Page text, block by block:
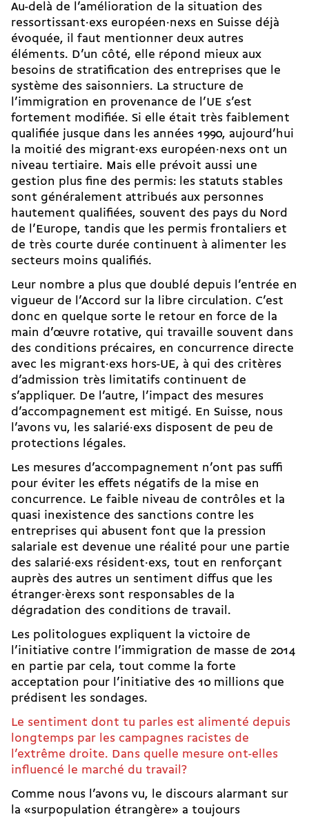
Au-delà de l’amélioration de la situation des
ressortissant·exs européen·nexs en Suisse déjà
évoquée, il faut mentionner deux autres
éléments. D’un côté, elle répond mieux aux
besoins de stratification des entreprises que le
système des saisonniers. La structure de
l’immigration en provenance de l’UE s’est
fortement modifiée. Si elle était très faiblement
qualifiée jusque dans les années 1990, aujourd’hui
la moitié des migrant·exs européen·nexs ont un
niveau tertiaire. Mais elle prévoit aussi une
gestion plus fine des permis: les statuts stables
sont généralement attribués aux personnes
hautement qualifiées, souvent des pays du Nord
de l’Europe, tandis que les permis frontaliers et
de très courte durée continuent à alimenter les
secteurs moins qualifiés.
Leur nombre a plus que doublé depuis l’entrée en
vigueur de l’Accord sur la libre circulation. C’est
donc en quelque sorte le retour en force de la
main d’œuvre rotative, qui travaille souvent dans
des conditions précaires, en concurrence directe
avec les migrant·exs hors-UE, à qui des critères
d’admission très limitatifs continuent de
s’appliquer. De l’autre, l’impact des mesures
d’accompagnement est mitigé. En Suisse, nous
l’avons vu, les salarié·exs disposent de peu de
protections légales.
Les mesures d’accompagnement n’ont pas suffi
pour éviter les effets négatifs de la mise en
concurrence. Le faible niveau de contrôles et la
quasi inexistence des sanctions contre les
entreprises qui abusent font que la pression
salariale est devenue une réalité pour une partie
des salarié·exs résident·exs, tout en renforçant
auprès des autres un sentiment diffus que les
étranger·èrexs sont responsables de la
dégradation des conditions de travail.
Les politologues expliquent la victoire de
l’initiative contre l’immigration de masse de 2014
en partie par cela, tout comme la forte
acceptation pour l’initiative des 10 millions que
prédisent les sondages.
Le sentiment dont tu parles est alimenté depuis
longtemps par les campagnes racistes de
l’extrême droite. Dans quelle mesure ont-elles
influencé le marché du travail?
Comme nous l’avons vu, le discours alarmant sur
la «surpopulation étrangère» a toujours